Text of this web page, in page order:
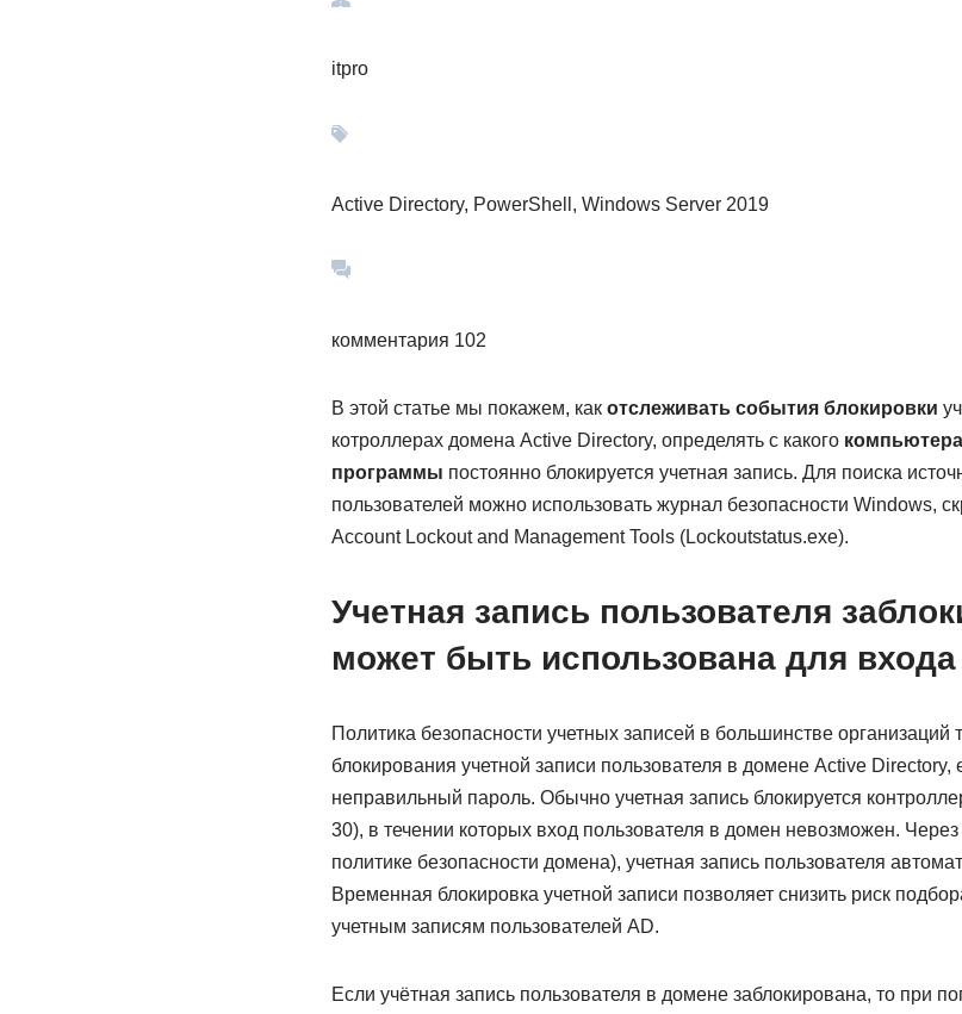
itpro
Active Directory, PowerShell, Windows Server 2019
комментария 102
В этой статье мы покажем, как отслеживать события блокировки
котроллерах домена Active Directory, определять с какого компьютера
программы постоянно блокируется учетная запись. Для поиска
пользователей можно использовать журнал безопасности Windows,
Account Lockout and Management Tools (Lockoutstatus.exe).
Учетная запись пользователя
может быть использована для входа
Политика безопасности учетных записей в большинстве организаций
блокирования учетной записи пользователя в домене Active Directory,
неправильный пароль. Обычно учетная запись блокируется
30), в течении которых вход пользователя в домен невозможен.
политике безопасности домена), учетная запись пользователя
Временная блокировка учетной записи позволяет снизить риск
учетным записям пользователей AD.
Если учётная запись пользователя в домене заблокирована, то при